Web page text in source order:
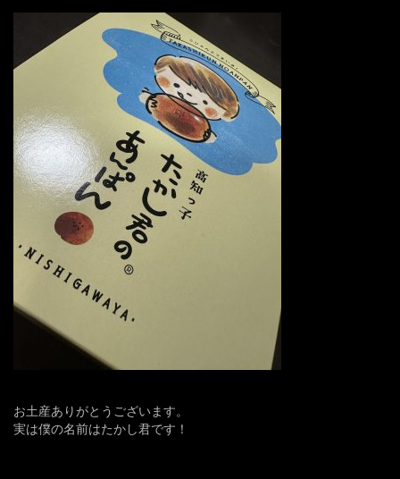
お土産ありがとうございます。
実は僕の名前はたかし君です！